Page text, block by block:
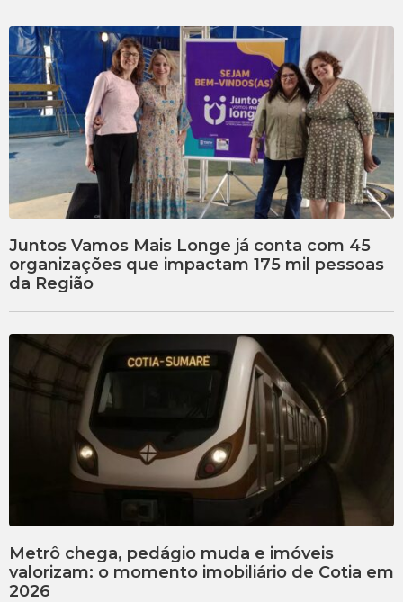
Juntos Vamos Mais Longe já conta com 45
organizações que impactam 175 mil pessoas
da Região
Metrô chega, pedágio muda e imóveis
valorizam: o momento imobiliário de Cotia em
2026